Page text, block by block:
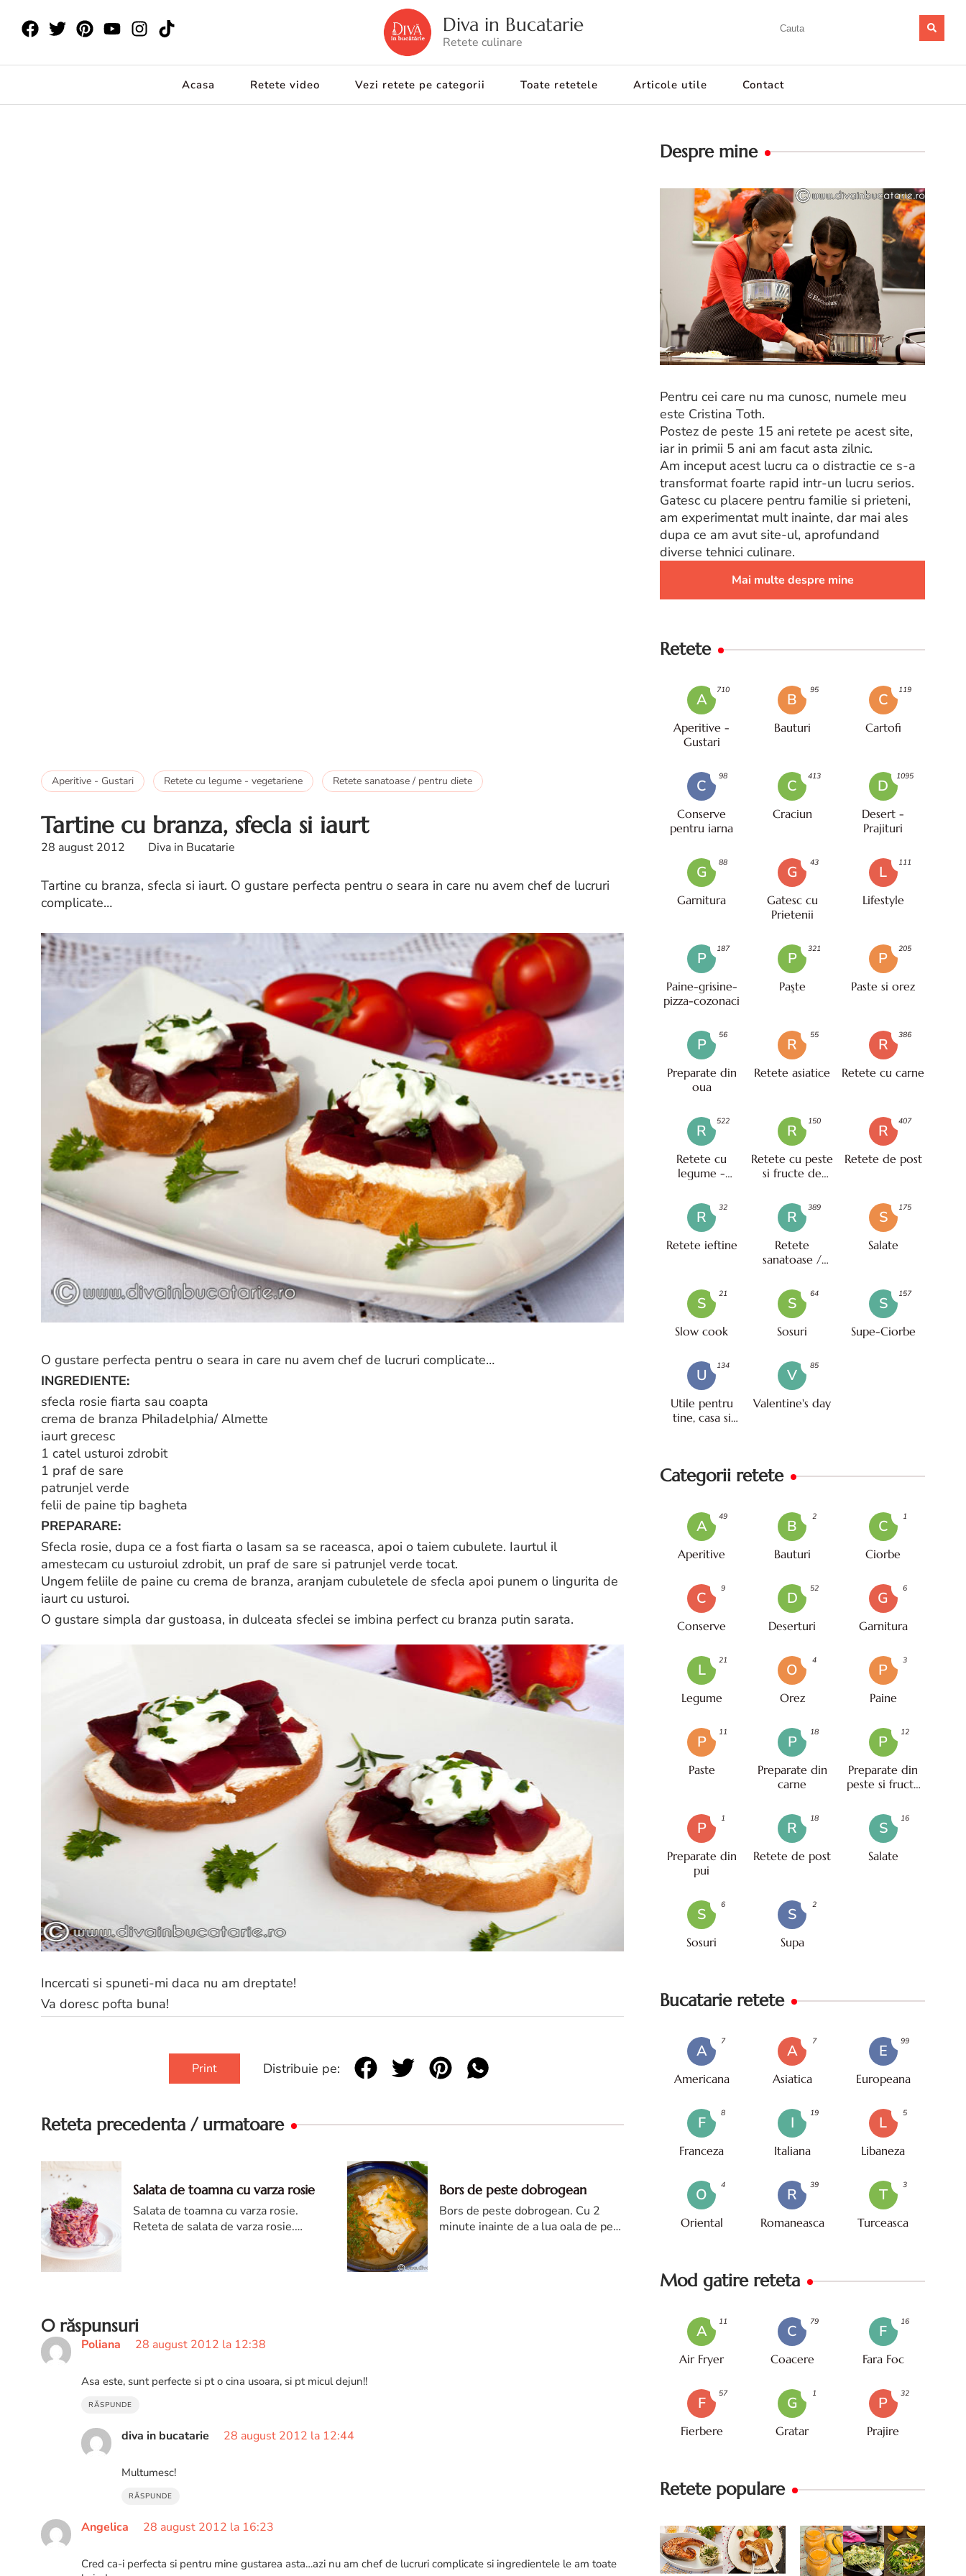
Diva in Bucatarie
Retete culinare
Acasa Retete video Vezi retete pe categorii Toate retetele Articole utile Contact
Aperitive - Gustari Retete cu legume - vegetariene Retete sanatoase / pentru diete
Tartine cu branza, sfecla si iaurt
28 august 2012 Diva in Bucatarie
Tartine cu branza, sfecla si iaurt. O gustare perfecta pentru o seara in care nu avem chef de lucruri
complicate…
O gustare perfecta pentru o seara in care nu avem chef de lucruri complicate…
INGREDIENTE:
sfecla rosie fiarta sau coapta
crema de branza Philadelphia/ Almette
iaurt grecesc
1 catel usturoi zdrobit
1 praf de sare
patrunjel verde
felii de paine tip bagheta
PREPARARE:
Sfecla rosie, dupa ce a fost fiarta o lasam sa se raceasca, apoi o taiem cubulete. Iaurtul il
amestecam cu usturoiul zdrobit, un praf de sare si patrunjel verde tocat.
Ungem feliile de paine cu crema de branza, aranjam cubuletele de sfecla apoi punem o lingurita de
iaurt cu usturoi.
O gustare simpla dar gustoasa, in dulceata sfeclei se imbina perfect cu branza putin sarata.
Incercati si spuneti-mi daca nu am dreptate!
Va doresc pofta buna!
Print Distribuie pe:
Reteta precedenta / urmatoare
Salata de toamna cu varza rosie
Salata de toamna cu varza rosie.
Reteta de salata de varza rosie.
Bors de peste dobrogean
Bors de peste dobrogean. Cu 2
minute inainte de a lua oala de pe
0 răspunsuri
Poliana 28 august 2012 la 12:38
Asa este, sunt perfecte si pt o cina usoara, si pt micul dejun!!
RĂSPUNDE
diva in bucatarie 28 august 2012 la 12:44
Multumesc!
RĂSPUNDE
Angelica 28 august 2012 la 16:23
Cred ca-i perfecta si pentru mine gustarea asta…azi nu am chef de lucruri complicate si ingredientele le am toate
Despre mine
Pentru cei care nu ma cunosc, numele meu
este Cristina Toth.
Postez de peste 15 ani retete pe acest site,
iar in primii 5 ani am facut asta zilnic.
Am inceput acest lucru ca o distractie ce s-a
transformat foarte rapid intr-un lucru serios.
Gatesc cu placere pentru familie si prieteni,
am experimentat mult inainte, dar mai ales
dupa ce am avut site-ul, aprofundand
diverse tehnici culinare.
Mai multe despre mine
Retete
A
Aperitive -
Gustari
710
B
Bauturi
95
C
Cartofi
119
C
Conserve
pentru iarna
98
C
Craciun
413
D
Desert -
Prajituri
1095
G
Garnitura
88
G
Gatesc cu
Prietenii
43
L
Lifestyle
111
P
Paine-grisine-
pizza-cozonaci
187
P
Paşte
321
P
Paste si orez
205
P
Preparate din
oua
56
R
Retete asiatice
55
R
Retete cu carne
386
R
Retete cu
legume -
522
R
Retete cu peste
si fructe de
150
R
Retete de post
407
R
Retete ieftine
32
R
Retete
sanatoase /
389
S
Salate
175
S
Slow cook
21
S
Sosuri
64
S
Supe-Ciorbe
157
U
Utile pentru
tine, casa si
134
V
Valentine's day
85
Categorii retete
A
Aperitive
49
B
Bauturi
2
C
Ciorbe
1
C
Conserve
9
D
Deserturi
52
G
Garnitura
6
L
Legume
21
O
Orez
4
P
Paine
3
P
Paste
11
P
Preparate din
carne
18
P
Preparate din
peste si fructe
12
P
Preparate din
pui
1
R
Retete de post
18
S
Salate
16
S
Sosuri
6
S
Supa
2
Bucatarie retete
A
Americana
7
A
Asiatica
7
E
Europeana
99
F
Franceza
8
I
Italiana
19
L
Libaneza
5
O
Oriental
4
R
Romaneasca
39
T
Turceasca
3
Mod gatire reteta
A
Air Fryer
11
C
Coacere
79
F
Fara Foc
16
F
Fierbere
57
G
Gratar
1
P
Prajire
32
Retete populare